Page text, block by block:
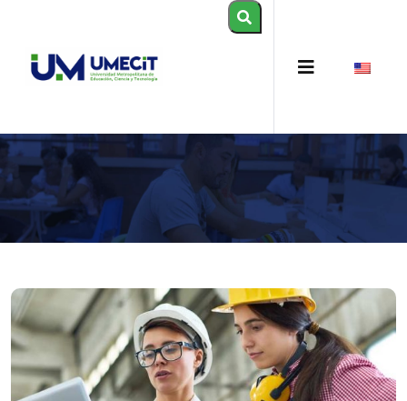
CIENCIAS DE LA SALUD
POSTGRADOS